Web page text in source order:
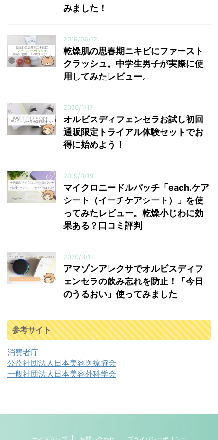
みました！
2019/06/12
乾燥肌の思春期ニキビにファースト
クラッシュ。中学生男子が実際に使
用してみたレビュー。
2020/1/17
オルビスディフェンセラお試し初回
通販限定トライアル体験セットでお
得に始めよう！
2019/3/19
マイクロニードルパッチ「each.ケア
シート（イーチケアシート）」を使
ってみたレビュー。乾燥小じわに効
果ある？口コミ評判
2020/3/11
アマゾンアレクサでオルビスディフ
ェンセラの飲み忘れを防止！「今日
のうるおい」使ってみました
参考サイト
消費者庁
公益社団法人日本美容医療協会
一般社団法人日本美容外科学会